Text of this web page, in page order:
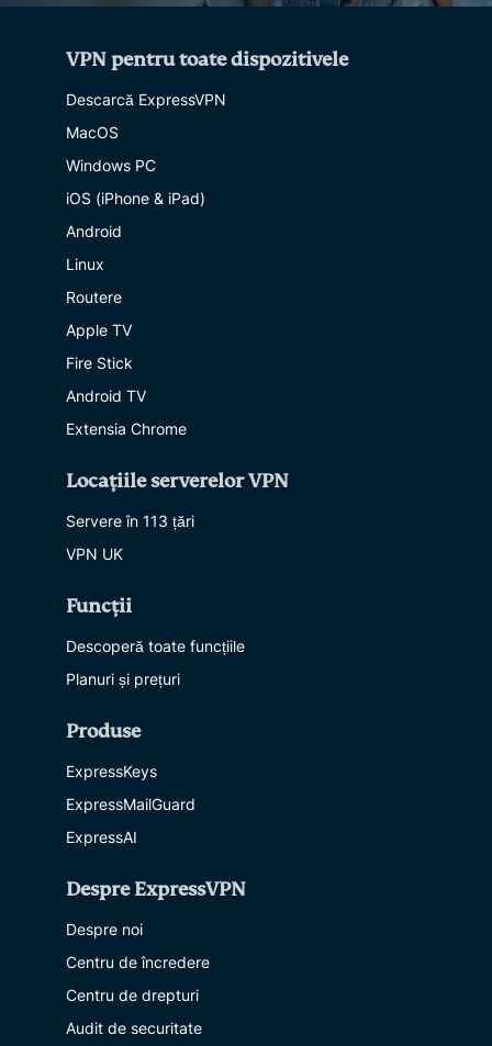
VPN pentru toate dispozitivele
Descarcă ExpressVPN
MacOS
Windows PC
iOS (iPhone & iPad)
Android
Linux
Routere
Apple TV
Fire Stick
Android TV
Extensia Chrome
Locațiile serverelor VPN
Servere în 113 țări
VPN UK
Funcții
Descoperă toate funcțiile
Planuri și prețuri
Produse
ExpressKeys
ExpressMailGuard
ExpressAI
Despre ExpressVPN
Despre noi
Centru de încredere
Centru de drepturi
Audit de securitate